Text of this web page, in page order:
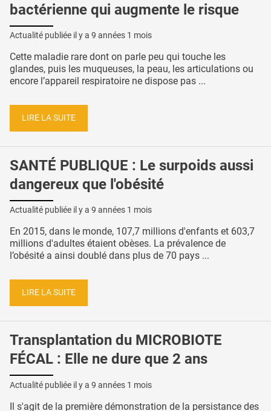
bactérienne qui augmente le risque
Actualité publiée il y a 9 années 1 mois
Cette maladie rare dont on parle peu qui touche les
glandes, puis les muqueuses, la peau, les articulations ou
encore l’appareil respiratoire ne dispose pas ...
LIRE LA SUITE
SANTÉ PUBLIQUE : Le surpoids aussi
dangereux que l'obésité
Actualité publiée il y a 9 années 1 mois
En 2015, dans le monde, 107,7 millions d'enfants et 603,7
millions d'adultes étaient obèses. La prévalence de
l’obésité a ainsi doublé dans plus de 70 pays ...
LIRE LA SUITE
Transplantation du MICROBIOTE
FÉCAL : Elle ne dure que 2 ans
Actualité publiée il y a 9 années 1 mois
Il s'agit de la première démonstration de la persistance des